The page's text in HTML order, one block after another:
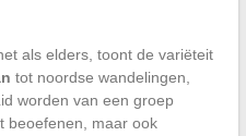
als elders, toont de variëteit
tot noordse wandelingen,
worden van een groep
beoefenen, maar ook